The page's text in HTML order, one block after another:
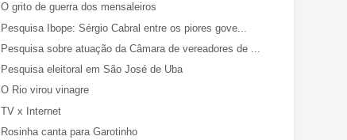
O grito de guerra dos mensaleiros
Pesquisa Ibope: Sérgio Cabral entre os piores gove...
Pesquisa sobre atuação da Câmara de vereadores de ...
Pesquisa eleitoral em São José de Uba
O Rio virou vinagre
TV x Internet
Rosinha canta para Garotinho